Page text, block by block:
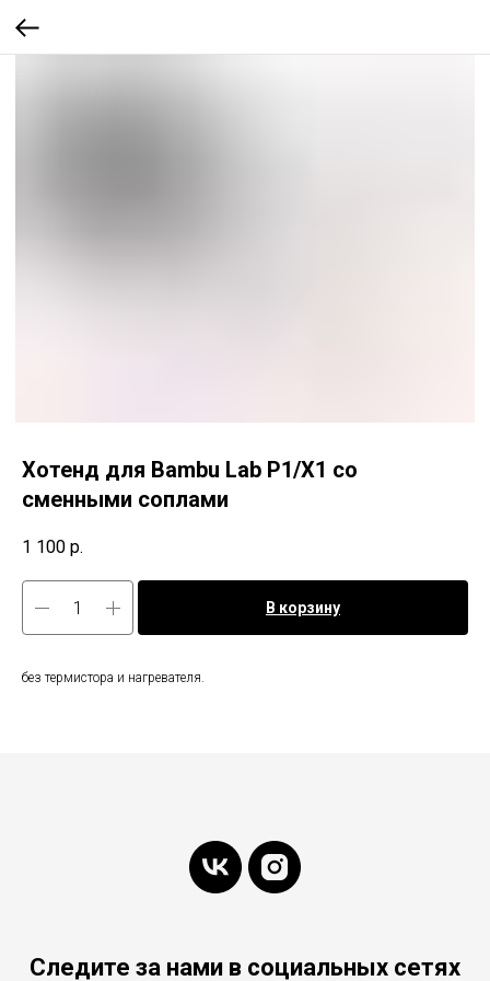
Хотенд для Bambu Lab P1/X1 со
сменными соплами
1 100 р.
В корзину
без термистора и нагревателя.
Следите за нами в социальных сетях